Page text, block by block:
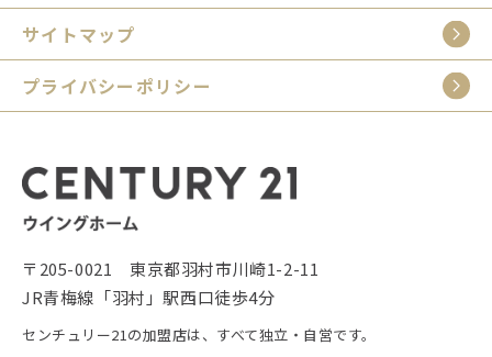
サイトマップ
プライバシーポリシー
〒205-0021 東京都羽村市川崎1-2-11
JR青梅線「羽村」駅西口徒歩4分
センチュリー21の加盟店は、すべて独立・自営です。